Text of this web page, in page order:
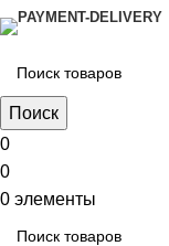
Поиск
0
0
0 элементы